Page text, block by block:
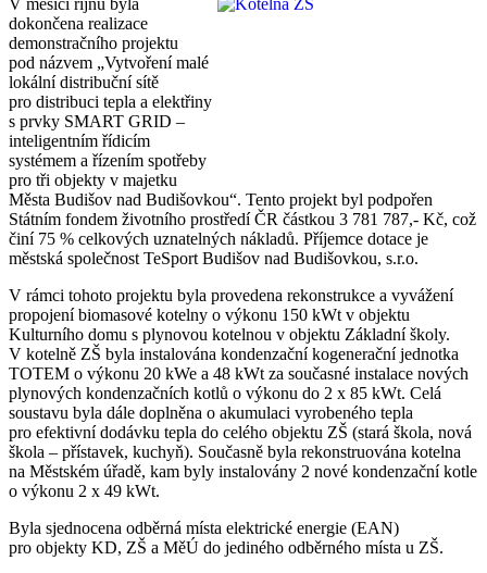
dokončena realizace
demonstračního projektu
pod názvem „Vytvoření malé
lokální distribuční sítě
pro distribuci tepla a elektřiny
s prvky SMART GRID –
inteligentním řídicím
systémem a řízením spotřeby
pro tři objekty v majetku
Města Budišov nad Budišovkou“. Tento projekt byl podpořen
Státním fondem životního prostředí ČR částkou 3 781 787,- Kč, což
činí 75 % celkových uznatelných nákladů. Příjemce dotace je
městská společnost TeSport Budišov nad Budišovkou, s.r.o.
V rámci tohoto projektu byla provedena rekonstrukce a vyvážení
propojení biomasové kotelny o výkonu 150 kWt v objektu
Kulturního domu s plynovou kotelnou v objektu Základní školy.
V kotelně ZŠ byla instalována kondenzační kogenerační jednotka
TOTEM o výkonu 20 kWe a 48 kWt za současné instalace nových
plynových kondenzačních kotlů o výkonu do 2 x 85 kWt. Celá
soustavu byla dále doplněna o akumulaci vyrobeného tepla
pro efektivní dodávku tepla do celého objektu ZŠ (stará škola, nová
škola – přístavek, kuchyň). Současně byla rekonstruována kotelna
na Městském úřadě, kam byly instalovány 2 nové kondenzační kotle
o výkonu 2 x 49 kWt.
Byla sjednocena odběrná místa elektrické energie (EAN)
pro objekty KD, ZŠ a MěÚ do jediného odběrného místa u ZŠ.